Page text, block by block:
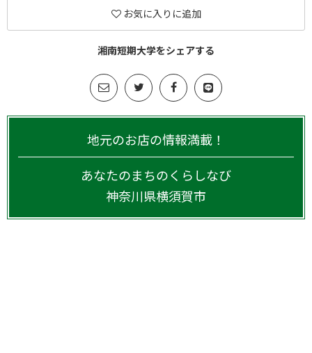
お気に入りに追加
湘南短期大学をシェアする
地元のお店の情報満載！
あなたのまちのくらしなび
神奈川県横須賀市